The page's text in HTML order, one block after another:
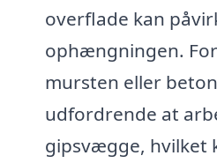
overflade kan
ophængningen.
mursten eller
udfordrende at
gipsvægge, hvilket